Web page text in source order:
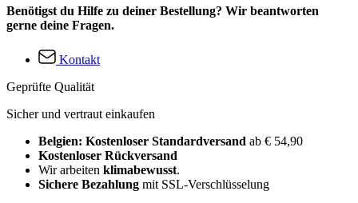
Benötigst du Hilfe zu deiner Bestellung? Wir beantworten
gerne deine Fragen.
Kontakt
Geprüfte Qualität
Sicher und vertraut einkaufen
Belgien: Kostenloser Standardversand ab € 54,90
Kostenloser Rückversand
Wir arbeiten klimabewusst.
Sichere Bezahlung mit SSL-Verschlüsselung